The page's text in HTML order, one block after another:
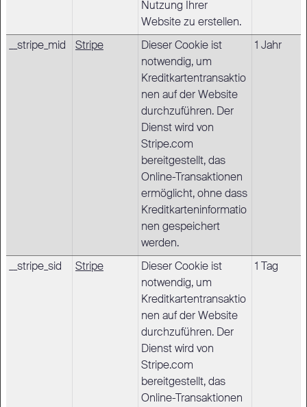
Nutzung Ihrer
Website zu erstellen.
__stripe_mid Stripe
Dieser Cookie ist
notwendig, um
Kreditkartentransaktio
nen auf der Website
durchzuführen. Der
Dienst wird von
Stripe.com
bereitgestellt, das
Online-Transaktionen
ermöglicht, ohne dass
Kreditkarteninformatio
nen gespeichert
werden.
1 Jahr
__stripe_sid Stripe
Dieser Cookie ist
notwendig, um
Kreditkartentransaktio
nen auf der Website
durchzuführen. Der
Dienst wird von
Stripe.com
bereitgestellt, das
Online-Transaktionen
1 Tag